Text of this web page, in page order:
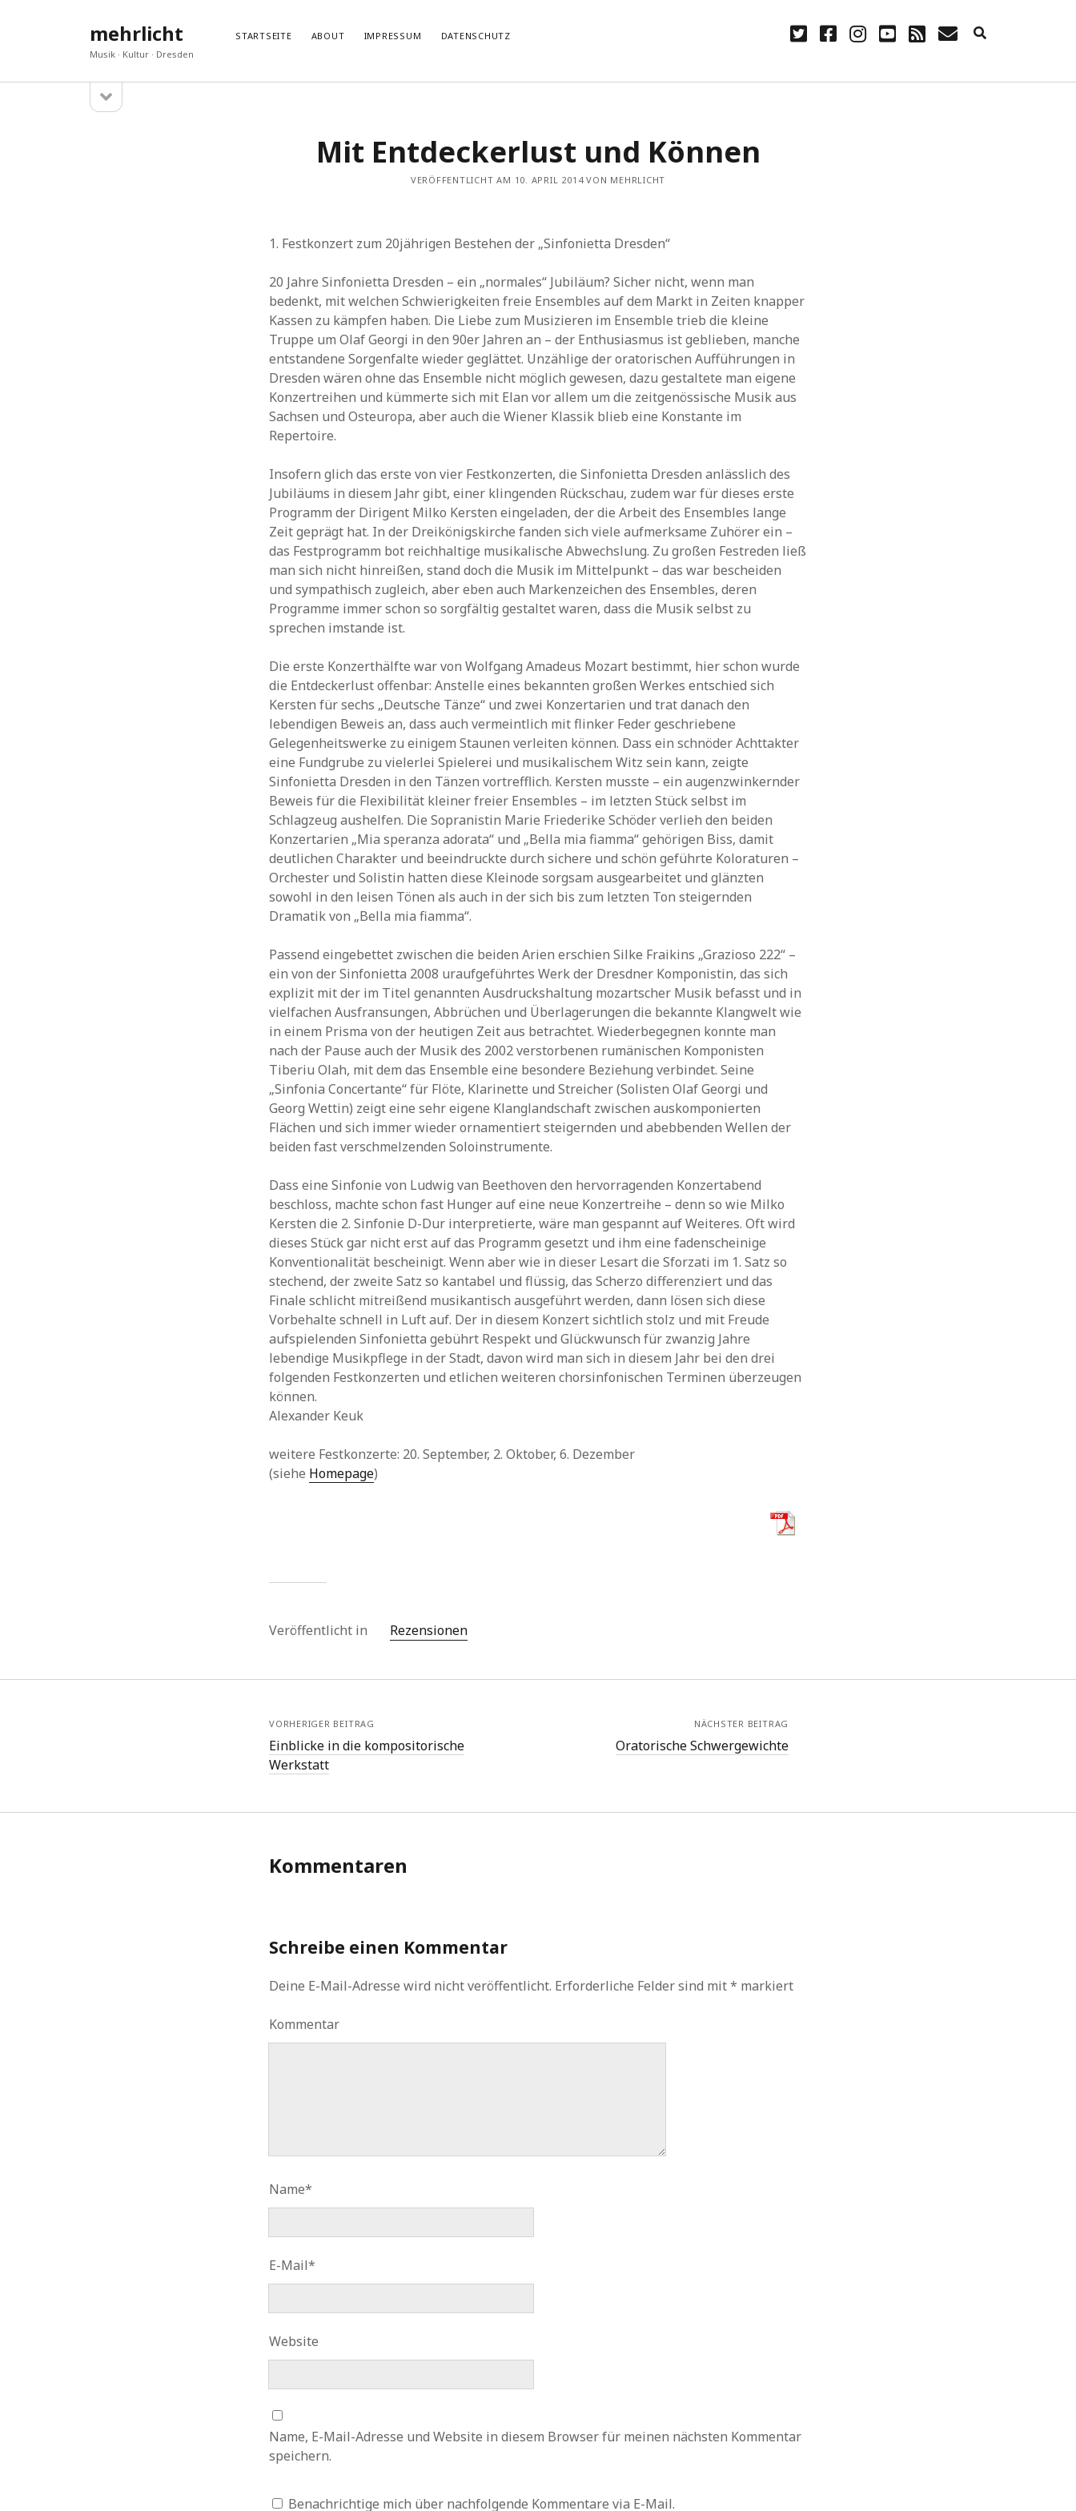
mehrlicht
Musik · Kultur · Dresden
STARTSEITE ABOUT IMPRESSUM DATENSCHUTZ twitterfacebook
instagram
youtube
rss E-
öffnen
Hans HartmannzuRostropowitsch
Gedenken im Musikverein?
Alle Hände voll zu tun
DEI FUNK WuK(2)
Dresden(110)
Features(89)
nuits sans nuit(122)
Südtirol (2)
Unkategorisiert (8)
Weblog
(711)
Wien
(45)
Mit Entdeckerlust und Können
VERÖFFENTLICHT AM 10. APRIL 2014 VON MEHRLICHT
1. Festkonzert zum 20jährigen Bestehen der „Sinfonietta Dresden“
20 Jahre Sinfonietta Dresden – ein „normales“ Jubiläum? Sicher nicht, wenn man
bedenkt, mit welchen Schwierigkeiten freie Ensembles auf dem Markt in Zeiten knapper
Kassen zu kämpfen haben. Die Liebe zum Musizieren im Ensemble trieb die kleine
Truppe um Olaf Georgi in den 90er Jahren an – der Enthusiasmus ist geblieben, manche
entstandene Sorgenfalte wieder geglättet. Unzählige der oratorischen Aufführungen in
Dresden wären ohne das Ensemble nicht möglich gewesen, dazu gestaltete man eigene
Konzertreihen und kümmerte sich mit Elan vor allem um die zeitgenössische Musik aus
Sachsen und Osteuropa, aber auch die Wiener Klassik blieb eine Konstante im
Repertoire.
Insofern glich das erste von vier Festkonzerten, die Sinfonietta Dresden anlässlich des
Jubiläums in diesem Jahr gibt, einer klingenden Rückschau, zudem war für dieses erste
Programm der Dirigent Milko Kersten eingeladen, der die Arbeit des Ensembles lange
Zeit geprägt hat. In der Dreikönigskirche fanden sich viele aufmerksame Zuhörer ein –
das Festprogramm bot reichhaltige musikalische Abwechslung. Zu großen Festreden ließ
man sich nicht hinreißen, stand doch die Musik im Mittelpunkt – das war bescheiden
und sympathisch zugleich, aber eben auch Markenzeichen des Ensembles, deren
Programme immer schon so sorgfältig gestaltet waren, dass die Musik selbst zu
sprechen imstande ist.
Die erste Konzerthälfte war von Wolfgang Amadeus Mozart bestimmt, hier schon wurde
die Entdeckerlust offenbar: Anstelle eines bekannten großen Werkes entschied sich
Kersten für sechs „Deutsche Tänze“ und zwei Konzertarien und trat danach den
lebendigen Beweis an, dass auch vermeintlich mit flinker Feder geschriebene
Gelegenheitswerke zu einigem Staunen verleiten können. Dass ein schnöder Achttakter
eine Fundgrube zu vielerlei Spielerei und musikalischem Witz sein kann, zeigte
Sinfonietta Dresden in den Tänzen vortrefflich. Kersten musste – ein augenzwinkernder
Beweis für die Flexibilität kleiner freier Ensembles – im letzten Stück selbst im
Schlagzeug aushelfen. Die Sopranistin Marie Friederike Schöder verlieh den beiden
Konzertarien „Mia speranza adorata“ und „Bella mia fiamma“ gehörigen Biss, damit
deutlichen Charakter und beeindruckte durch sichere und schön geführte Koloraturen –
Orchester und Solistin hatten diese Kleinode sorgsam ausgearbeitet und glänzten
sowohl in den leisen Tönen als auch in der sich bis zum letzten Ton steigernden
Dramatik von „Bella mia fiamma“.
Passend eingebettet zwischen die beiden Arien erschien Silke Fraikins „Grazioso 222“ –
ein von der Sinfonietta 2008 uraufgeführtes Werk der Dresdner Komponistin, das sich
explizit mit der im Titel genannten Ausdruckshaltung mozartscher Musik befasst und in
vielfachen Ausfransungen, Abbrüchen und Überlagerungen die bekannte Klangwelt wie
in einem Prisma von der heutigen Zeit aus betrachtet. Wiederbegegnen konnte man
nach der Pause auch der Musik des 2002 verstorbenen rumänischen Komponisten
Tiberiu Olah, mit dem das Ensemble eine besondere Beziehung verbindet. Seine
„Sinfonia Concertante“ für Flöte, Klarinette und Streicher (Solisten Olaf Georgi und
Georg Wettin) zeigt eine sehr eigene Klanglandschaft zwischen auskomponierten
Flächen und sich immer wieder ornamentiert steigernden und abebbenden Wellen der
beiden fast verschmelzenden Soloinstrumente.
Dass eine Sinfonie von Ludwig van Beethoven den hervorragenden Konzertabend
beschloss, machte schon fast Hunger auf eine neue Konzertreihe – denn so wie Milko
Kersten die 2. Sinfonie D-Dur interpretierte, wäre man gespannt auf Weiteres. Oft wird
dieses Stück gar nicht erst auf das Programm gesetzt und ihm eine fadenscheinige
Konventionalität bescheinigt. Wenn aber wie in dieser Lesart die Sforzati im 1. Satz so
stechend, der zweite Satz so kantabel und flüssig, das Scherzo differenziert und das
Finale schlicht mitreißend musikantisch ausgeführt werden, dann lösen sich diese
Vorbehalte schnell in Luft auf. Der in diesem Konzert sichtlich stolz und mit Freude
aufspielenden Sinfonietta gebührt Respekt und Glückwunsch für zwanzig Jahre
lebendige Musikpflege in der Stadt, davon wird man sich in diesem Jahr bei den drei
folgenden Festkonzerten und etlichen weiteren chorsinfonischen Terminen überzeugen
können.
Alexander Keuk
weitere Festkonzerte: 20. September, 2. Oktober, 6. Dezember
(siehe Homepage)
Veröffentlicht in Rezensionen
VORHERIGER BEITRAG
Einblicke in die kompositorische
Werkstatt
NÄCHSTER BEITRAG
Oratorische Schwergewichte
Kommentaren
Schreibe einen Kommentar
Deine E-Mail-Adresse wird nicht veröffentlicht. Erforderliche Felder sind mit* markiert
Kommentar
Name*
E-Mail*
Website
Name, E-Mail-Adresse und Website in diesem Browser für meinen nächsten Kommentar
speichern.
Benachrichtige mich über nachfolgende Kommentare via E-Mail.